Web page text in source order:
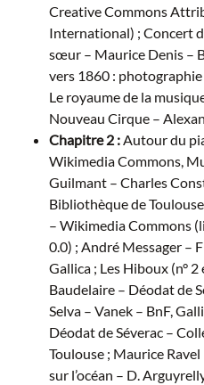
Creative Commons
International) ; Concert
sœur – Maurice Denis –
vers 1860 :
Le royaume de la
Nouveau Cirque –
Chapitre 2 :Autour du
Wikimedia Commons,
Guilmant – Charles
Bibliothèque de
– Wikimedia Commons
0.0) ; André Messager –
Gallica ; Les Hiboux (n°
Baudelaire – Déodat de
Selva – Vanek – BnF,
Déodat de Séverac –
Toulouse ; Maurice
sur l’océan – D.